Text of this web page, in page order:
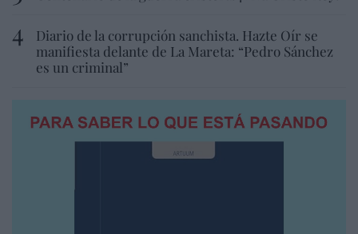
Diario de la corrupción sanchista. Hazte Oír se
manifiesta delante de La Mareta: “Pedro Sánchez
es un criminal”